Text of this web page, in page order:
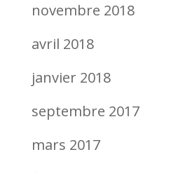
novembre 2018
avril 2018
janvier 2018
septembre 2017
mars 2017